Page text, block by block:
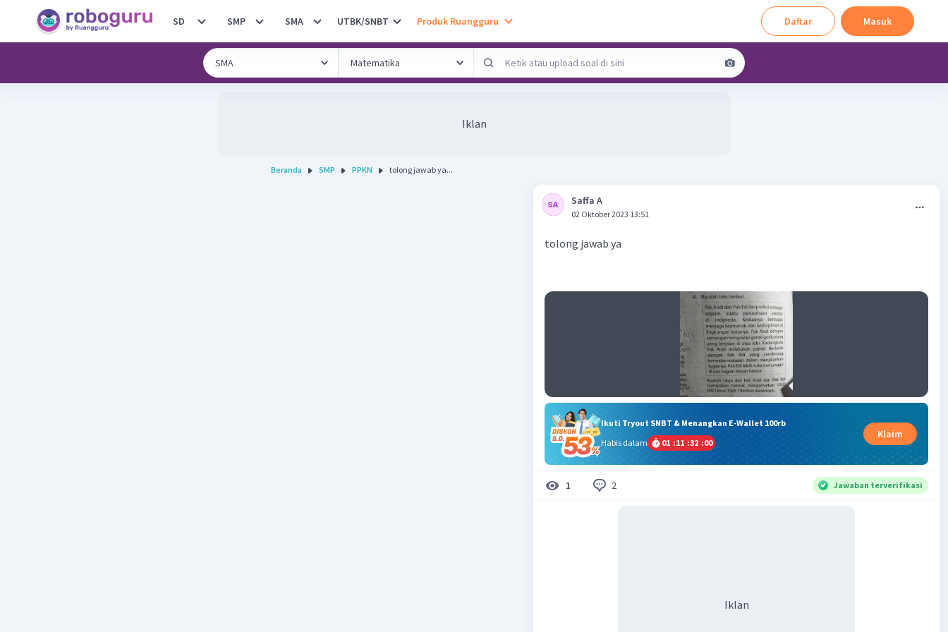
SD SMP SMA UTBK/SNBT Produk Ruangguru Daftar Masuk
Iklan
Beranda SMP PPKN tolong jawab ya...
Saffa A
02 Oktober 2023 13:51
tolong jawab ya
Ikuti Tryout SNBT & Menangkan E-Wallet 100rb
Habis dalam
01 :11 :31 :59
Klaim
1 2 Jawaban terverifikasi
Iklan